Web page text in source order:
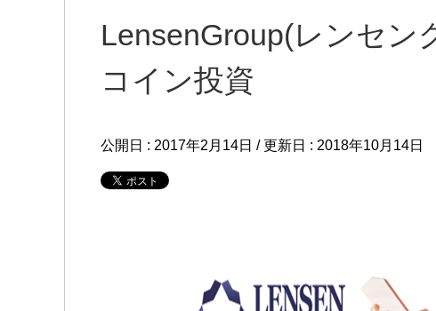
LensenGroup(レンセン
コイン投資
公開日 : 2017年2月14日 / 更新日 : 2018年10月14日